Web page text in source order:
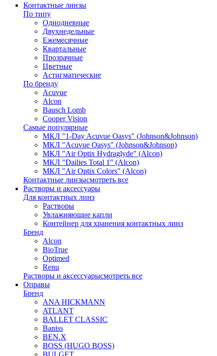
Контактные линзы
По типу
Однодневные
Двухнедельные
Ежемесячные
Квартальные
Прозрачные
Цветные
Астигматические
По бренду
Acuvue
Alcon
Bausch Lomb
Cooper Vision
Самые популярные
МКЛ "1-Day Acuvue Oasys" (Johnson&Johnson)
МКЛ "Acuvue Oasys" (Johnson&Johnson)
МКЛ "Air Optix Hydraglyde" (Alcon)
МКЛ "Dailies Total 1" (Alcon)
МКЛ "Air Optix Colors" (Alcon)
Контактные линзысмотреть все
Растворы и аксессуары
Для контактных линз
Растворы
Увлажняющие капли
Контейнер для хранения контактных линз
Бренд
Alcon
BioTrue
Optimed
Renu
Растворы и аксессуарысмотреть все
Оправы
Бренд
ANA HICKMANN
ATLANT
BALLET CLASSIC
Baniss
BEN.X
BOSS (HUGO BOSS)
BULGET